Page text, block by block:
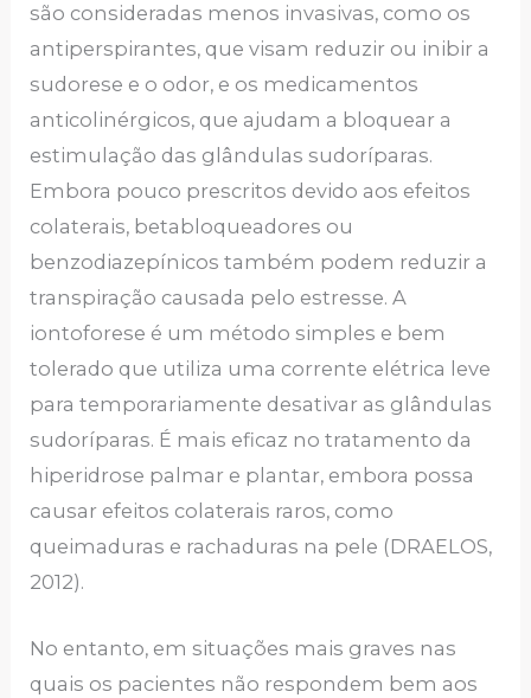
são consideradas menos invasivas, como os
antiperspirantes, que visam reduzir ou inibir a
sudorese e o odor, e os medicamentos
anticolinérgicos, que ajudam a bloquear a
estimulação das glândulas sudoríparas.
Embora pouco prescritos devido aos efeitos
colaterais, betabloqueadores ou
benzodiazepínicos também podem reduzir a
transpiração causada pelo estresse. A
iontoforese é um método simples e bem
tolerado que utiliza uma corrente elétrica leve
para temporariamente desativar as glândulas
sudoríparas. É mais eficaz no tratamento da
hiperidrose palmar e plantar, embora possa
causar efeitos colaterais raros, como
queimaduras e rachaduras na pele (DRAELOS,
2012).
No entanto, em situações mais graves nas
quais os pacientes não respondem bem aos